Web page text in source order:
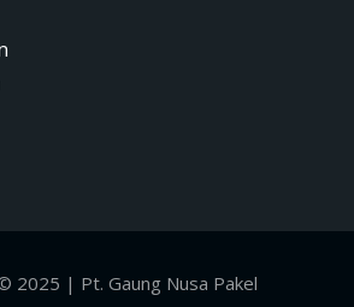
2025 | Pt. Gaung Nusa Pakel